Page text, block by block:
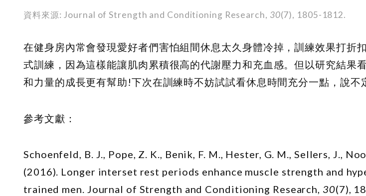
資料來源: Journal of Strength and Conditioning Research, 30(7), 1805-1812.
在健身房內常會發現愛好者們害怕組間休息太久身體冷掉，訓練效果打折
式訓練，因為這樣能讓肌肉累積很高的代謝壓力和充血感。但以研究結果
和力量的成長更有幫助!下次在訓練時不妨試試看休息時間充分一點，說不
參考文獻：
Schoenfeld, B. J., Pope, Z. K., Benik, F. M., Hester, G. M., Sellers, J.,
(2016). Longer interset rest periods enhance muscle strength and
trained men. Journal of Strength and Conditioning Research, 30(7),